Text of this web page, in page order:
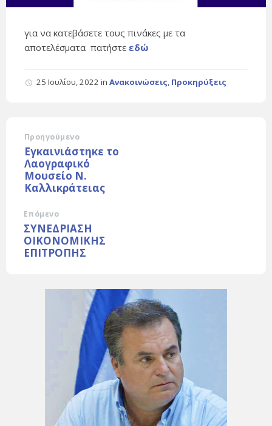
για να κατεβάσετε τους πινάκες με τα
αποτελέσματα πατήστε εδώ
25 Ιουλίου, 2022 in Ανακοινώσεις, Προκηρύξεις
Προηγούμενο
Εγκαινιάστηκε το
Λαογραφικό
Μουσείο Ν.
Καλλικράτειας
Επόμενο
ΣΥΝΕΔΡΙΑΣΗ
ΟΙΚΟΝΟΜΙΚΗΣ
ΕΠΙΤΡΟΠΗΣ